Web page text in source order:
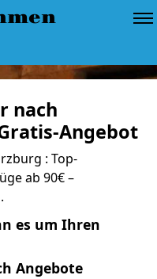
nach
Angebot
: Top-
ab 90€ –
es um Ihren
Angebote